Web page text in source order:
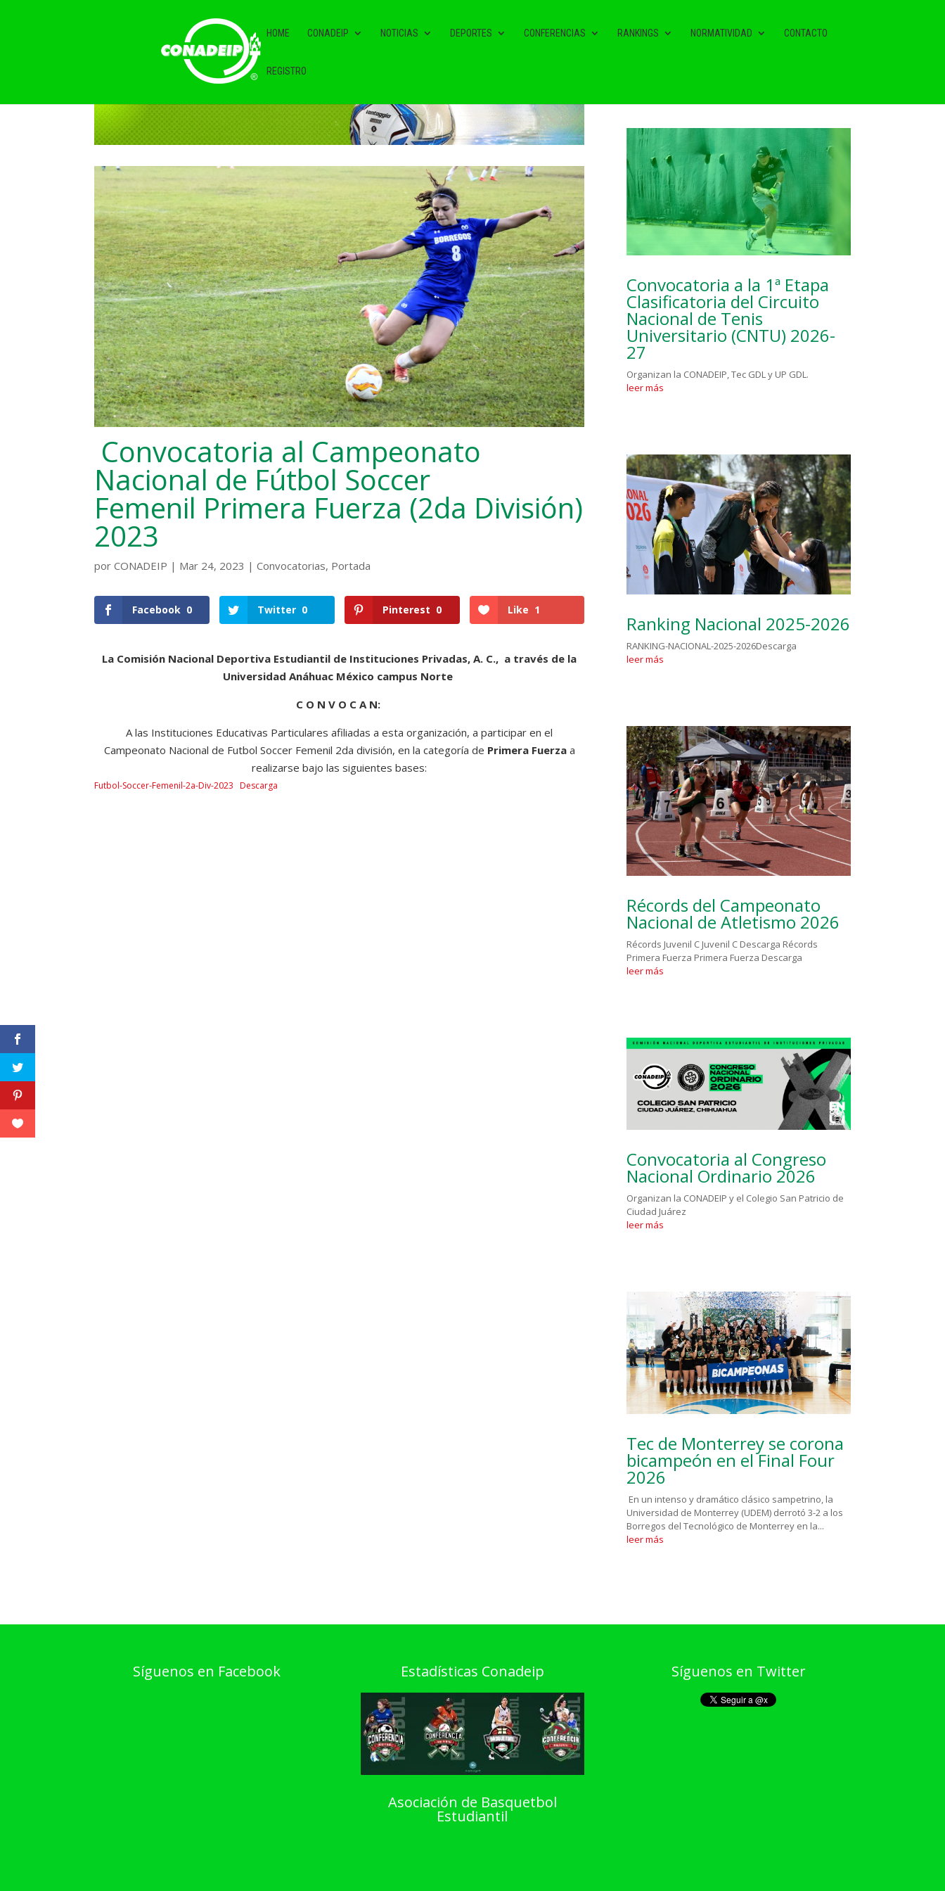
HOME CONADEIP NOTICIAS DEPORTES CONFERENCIAS RANKINGS NORMATIVIDAD CONTACTO
REGISTRO
Convocatoria al Campeonato
Nacional de Fútbol Soccer
Femenil Primera Fuerza (2da División)
2023
porCONADEIP | Mar 24, 2023 |Convocatorias, Portada
Facebook 0 Twitter 0 Pinterest 0 Like 1
La Comisión Nacional Deportiva Estudiantil de Instituciones Privadas, A. C., a través de la
Universidad Anáhuac México campus Norte
C O N V O C A N:
A las Instituciones Educativas Particulares afiliadas a esta organización, a participar en el
Campeonato Nacional de Futbol Soccer Femenil 2da división, en la categoría de Primera Fuerza a
realizarse bajo las siguientes bases:
Futbol-Soccer-Femenil-2a-Div-2023 Descarga
Convocatoria a la 1ª Etapa
Clasificatoria del Circuito
Nacional de Tenis
Universitario (CNTU) 2026-
27
Organizan la CONADEIP, Tec GDL y UP GDL.
leer más
Ranking Nacional 2025-2026
RANKING-NACIONAL-2025-2026Descarga
leer más
Récords del Campeonato
Nacional de Atletismo 2026
Récords Juvenil C Juvenil C Descarga Récords
Primera Fuerza Primera Fuerza Descarga
leer más
Convocatoria al Congreso
Nacional Ordinario 2026
Organizan la CONADEIP y el Colegio San Patricio de
Ciudad Juárez
leer más
Tec de Monterrey se corona
bicampeón en el Final Four
2026
En un intenso y dramático clásico sampetrino, la
Universidad de Monterrey (UDEM) derrotó 3-2 a los
Borregos del Tecnológico de Monterrey en la...
leer más
Síguenos en Facebook Estadísticas Conadeip
Asociación de Basquetbol
Estudiantil
Síguenos en Twitter